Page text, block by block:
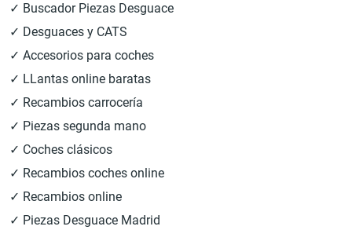
✓ Buscador Piezas Desguace
✓ Desguaces y CATS
✓ Accesorios para coches
✓ LLantas online baratas
✓ Recambios carrocería
✓ Piezas segunda mano
✓ Coches clásicos
✓ Recambios coches online
✓ Recambios online
✓ Piezas Desguace Madrid